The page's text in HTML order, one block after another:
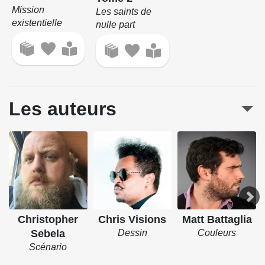
Mission
existentielle
Les saints de
nulle part
Les auteurs
Christopher
Sebela
Scénario
Chris Visions
Dessin
Matt Battaglia
Couleurs